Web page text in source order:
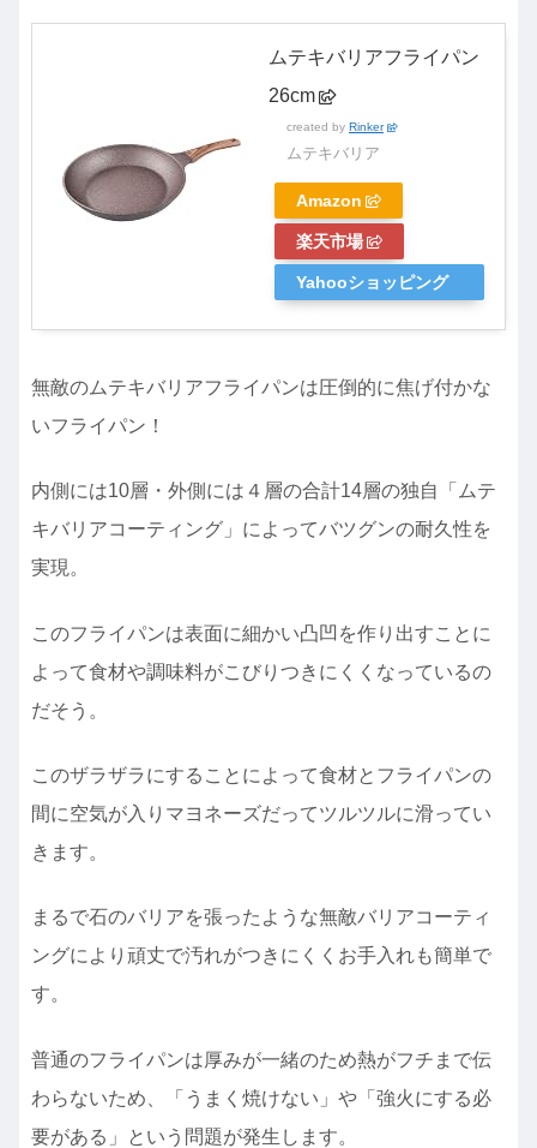
ムテキバリアフライパン
26cm
created by Rinker
ムテキバリア
Amazon
楽天市場
Yahooショッピング
無敵のムテキバリアフライパンは圧倒的に焦げ付かな
いフライパン！
内側には10層・外側には４層の合計14層の独自「ムテ
キバリアコーティング」によってバツグンの耐久性を
実現。
このフライパンは表面に細かい凸凹を作り出すことに
よって食材や調味料がこびりつきにくくなっているの
だそう。
このザラザラにすることによって食材とフライパンの
間に空気が入りマヨネーズだってツルツルに滑ってい
きます。
まるで石のバリアを張ったような無敵バリアコーティ
ングにより頑丈で汚れがつきにくくお手入れも簡単で
す。
普通のフライパンは厚みが一緒のため熱がフチまで伝
わらないため、「うまく焼けない」や「強火にする必
要がある」という問題が発生します。